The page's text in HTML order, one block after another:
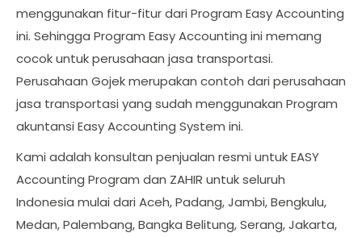
menggunakan fitur-fitur dari Program Easy Accounting
ini. Sehingga Program Easy Accounting ini memang
cocok untuk perusahaan jasa transportasi.
Perusahaan Gojek merupakan contoh dari perusahaan
jasa transportasi yang sudah menggunakan Program
akuntansi Easy Accounting System ini.
Kami adalah konsultan penjualan resmi untuk EASY
Accounting Program dan ZAHIR untuk seluruh
Indonesia mulai dari Aceh, Padang, Jambi, Bengkulu,
Medan, Palembang, Bangka Belitung, Serang, Jakarta,